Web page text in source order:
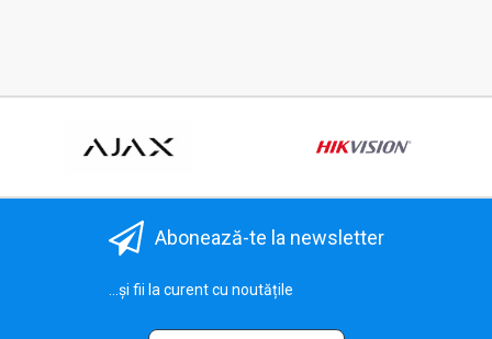
Abonează-te la newsletter
...și fii la curent cu noutățile